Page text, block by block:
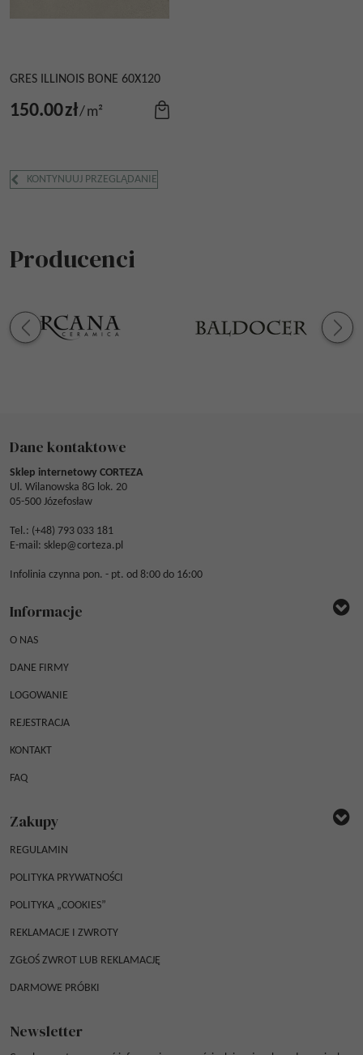
GRES ILLINOIS BONE 60X120
150.00zł/ m²
KONTYNUUJ PRZEGLĄDANIE
Producenci
Dane kontaktowe
Sklep internetowy CORTEZA
Ul. Wilanowska 8G lok. 20
05-500 Józefosław
Tel.: (+48) 793 033 181
E-mail: sklep@corteza.pl
Infolinia czynna pon. - pt. od 8:00 do 16:00
Informacje
O NAS
DANE FIRMY
LOGOWANIE
REJESTRACJA
KONTAKT
FAQ
Zakupy
REGULAMIN
POLITYKA PRYWATNOŚCI
POLITYKA „COOKIES”
REKLAMACJE I ZWROTY
ZGŁOŚ ZWROT LUB REKLAMACJĘ
DARMOWE PRÓBKI
Newsletter